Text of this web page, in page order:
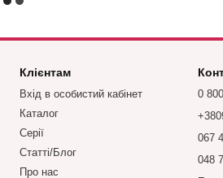
Клієнтам
Вхід в особистий кабінет
Каталог
Серії
Статті/Блог
Про нас
0
067
048